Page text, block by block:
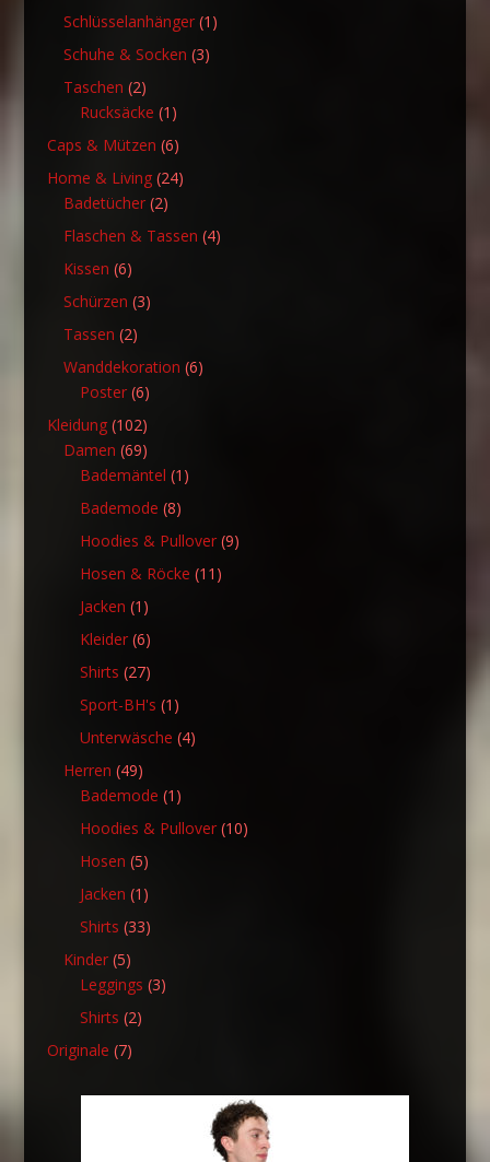
Produkte
Schlüsselanhänger 1 1
Schuhe & Socken 33
Taschen 22
Produkte
Rucksäcke 1 1
Produkt
Caps & Mützen 66
Produkte
Home & Living 2424
Badetücher 22
Produkte
Flaschen & Tassen 44
Kissen 66
Produkte
Schürzen 33
Tassen 22
Produkte
Wanddekoration 66
Poster 66
Produkte
Kleidung 102102
Produkte
Damen 6969
Produkte
Bademäntel 1 1
Bademode 88
Produkte
Hoodies & Pullover 99
Hosen & Röcke 11 11
Jacken 1 1
Produkt
Kleider 66
Produkte
Shirts 2727
Produkte
Sport-BH's 1 1
Produkt
Unterwäsche 44
Herren 4949
Produkte
Bademode 1 1
Produkt
Hoodies & Pullover 1010
Hosen 55
Produkte
Jacken 1 1
Produkt
Shirts 3333
Kinder 55
Produkte
Leggings 33
Shirts 22
Originale 77